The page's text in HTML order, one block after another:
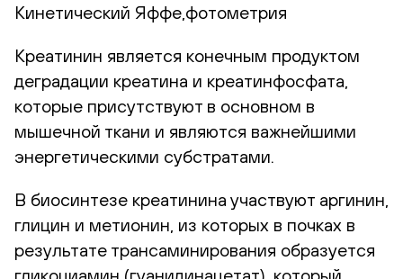
Кинетический Яффе,фотометрия
Креатинин является конечным продуктом
деградации креатина и креатинфосфата,
которые присутствуют в основном в
мышечной ткани и являются важнейшими
энергетическими субстратами.
В биосинтезе креатинина участвуют аргинин,
глицин и метионин, из которых в почках в
результате трансаминирования образуется
гликоциамин (гуанидинацетат), который